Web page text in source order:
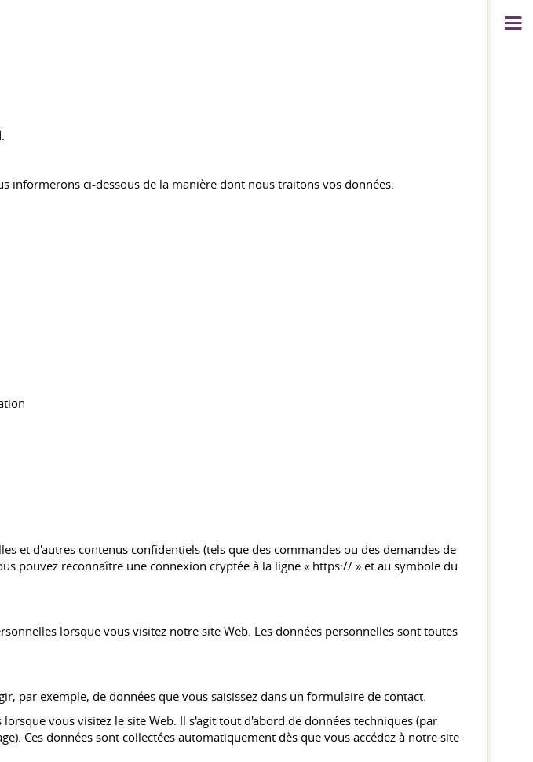
informerons ci-dessous de la manière dont nous traitons vos données.
et d'autres contenus confidentiels (tels que des commandes ou des demandes de
pouvez reconnaître une connexion cryptée à la ligne « https:// » et au symbole du
lorsque vous visitez notre site Web. Les données personnelles sont toutes
par exemple, de données que vous saisissez dans un formulaire de contact.
vous visitez le site Web. Il s'agit tout d'abord de données techniques (par
Ces données sont collectées automatiquement dès que vous accédez à notre site